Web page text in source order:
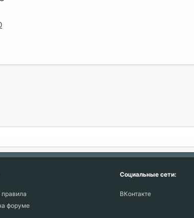
правила
форуме
Социальные сети:
ВКонтакте